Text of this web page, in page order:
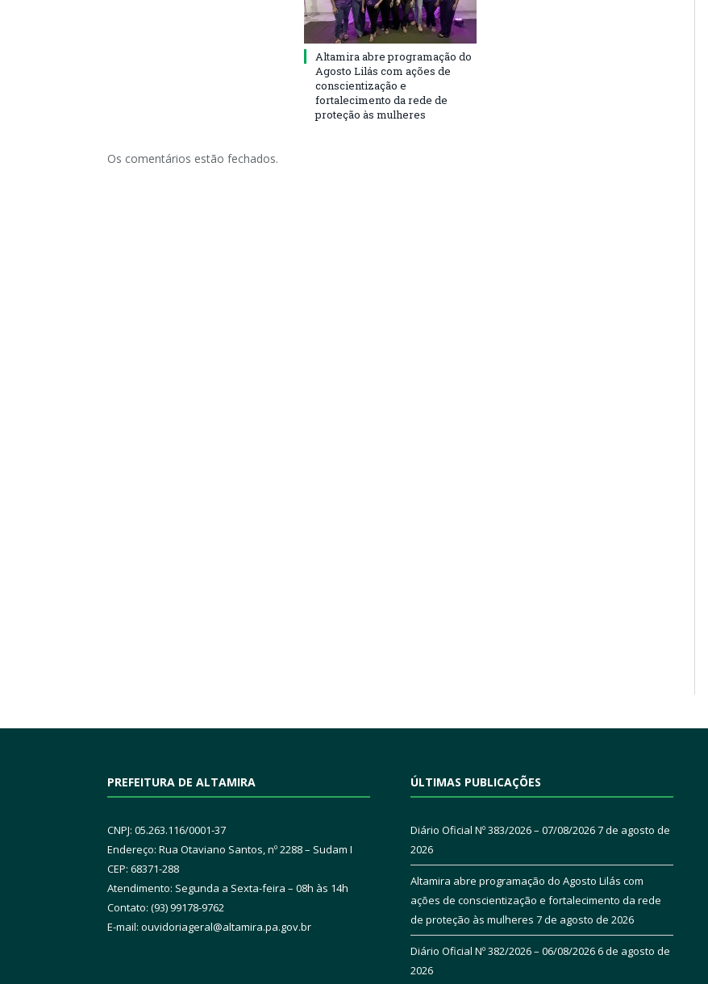
Altamira abre programação do
Agosto Lilás com ações de
conscientização e
fortalecimento da rede de
proteção às mulheres
Os comentários estão fechados.
PREFEITURA DE ALTAMIRA
CNPJ: 05.263.116/0001-37
Endereço: Rua Otaviano Santos, nº 2288 – Sudam I
CEP: 68371-288
Atendimento: Segunda a Sexta-feira – 08h às 14h
Contato: (93) 99178-9762
E-mail: ouvidoriageral@altamira.pa.gov.br
ÚLTIMAS PUBLICAÇÕES
Diário Oficial Nº 383/2026 – 07/08/20267 de agosto de
2026
Altamira abre programação do Agosto Lilás com
ações de conscientização e fortalecimento da rede
de proteção às mulheres 7 de agosto de 2026
Diário Oficial Nº 382/2026 – 06/08/20266 de agosto de
2026